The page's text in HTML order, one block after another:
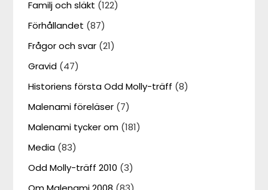
Familj och släkt (122)
Förhållandet (87)
Frågor och svar (21)
Gravid (47)
Historiens första Odd Molly-träff (8)
Malenami föreläser (7)
Malenami tycker om (181)
Media (83)
Odd Molly-träff 2010 (3)